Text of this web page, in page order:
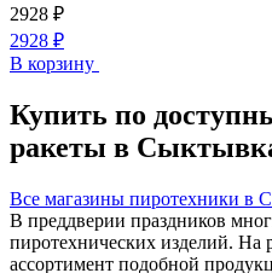
2928 ₽
2928 ₽
В корзину
Купить по
ракеты в
Все магазины пиротехники в
В преддверии праздников
пиротехнических изделий. На
ассортимент подобной